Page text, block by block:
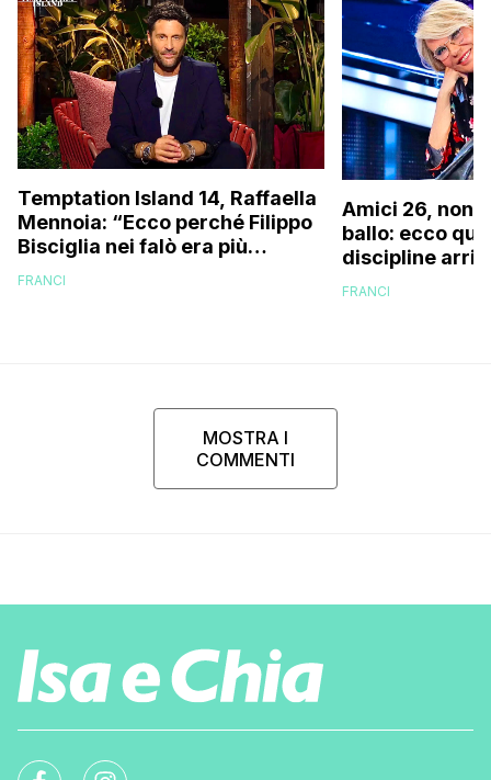
Temptation Island 14, Raffaella
Mennoia: “Ecco perché Filippo
Bisciglia nei falò era più
coinvolto del solito”
FRANCI
Amici 26, non
ballo: ecco
discipline
scuola!
FRANCI
MOSTRA I
COMMENTI